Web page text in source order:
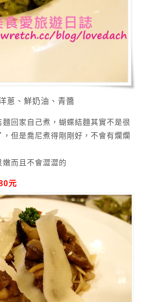
蔥、鮮奶油、青醬
回家自己煮，蝴蝶結麵其實不是很
但是喬尼煮得剛剛好，不會有爛爛
而且不會澀澀的
元